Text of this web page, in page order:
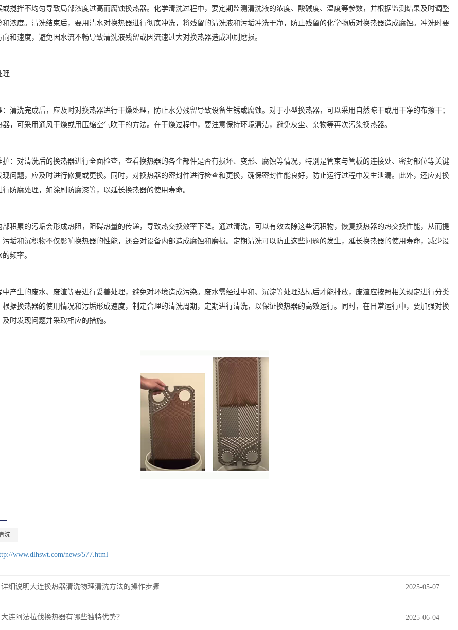
或搅拌不均匀导致局部浓度过高而腐蚀换热器。化学清洗过程中，要定期监测清洗液的浓度、酸碱度、温度等参数，并根据监测结果及时调整
和浓度。清洗结束后，要用清水对换热器进行彻底冲洗，将残留的清洗液和污垢冲洗干净，防止残留的化学物质对换热器造成腐蚀。冲洗时要
向和速度，避免因水流不畅导致清洗液残留或因流速过大对换热器造成冲刷磨损。
理
：清洗完成后，应及时对换热器进行干燥处理，防止水分残留导致设备生锈或腐蚀。对于小型换热器，可以采用自然晾干或用干净的布擦干；
器，可采用通风干燥或用压缩空气吹干的方法。在干燥过程中，要注意保持环境清洁，避免灰尘、杂物等再次污染换热器。
护：对清洗后的换热器进行全面检查，查看换热器的各个部件是否有损坏、变形、腐蚀等情况，特别是管束与管板的连接处、密封部位等关键
现问题，应及时进行修复或更换。同时，对换热器的密封件进行检查和更换，确保密封性能良好，防止运行过程中发生泄漏。此外，还应对换
防腐处理，如涂刷防腐漆等，以延长换热器的使用寿命。
部积累的污垢会形成热阻，阻碍热量的传递，导致热交换效率下降。通过清洗，可以有效去除这些沉积物，恢复换热器的热交换性能，从而提
污垢和沉积物不仅影响换热器的性能，还会对设备内部造成腐蚀和磨损。定期清洗可以防止这些问题的发生，延长换热器的使用寿命，减少设
频率。
中产生的废水、废渣等要进行妥善处理，避免对环境造成污染。废水需经过中和、沉淀等处理达标后才能排放，废渣应按照相关规定进行分类
根据换热器的使用情况和污垢形成速度，制定合理的清洗周期，定期进行清洗，以保证换热器的高效运行。同时，在日常运行中，要加强对换
时发现问题并采取相应的措施。
洗
www.dlhswt.com/news/577.html
详细说明大连换热器清洗物理清洗方法的操作步骤 2025-05-07
大连阿法拉伐换热器有哪些独特优势？ 2025-06-04